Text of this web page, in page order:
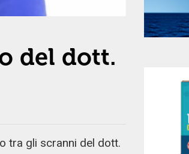
del dott.
tra gli scranni del dott.